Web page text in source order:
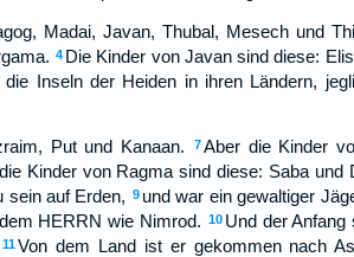
Madai, Javan, Thubal, Mesech und
4 Die Kinder von Javan sind diese:
Inseln der Heiden in ihren Ländern,
Put und Kanaan. 7Aber die Kinder
Kinder von Ragma sind diese: Saba und
sein auf Erden, 9 und war ein gewaltiger
HERRN wie Nimrod. 10 Und der
11Von dem Land ist er gekommen nach